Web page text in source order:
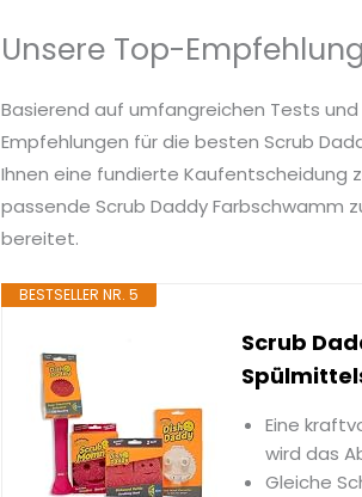
Unsere Top-
Basierend auf umfangreichen Tests
Empfehlungen für die besten Scrub
Ihnen eine fundierte Kaufentscheidung
passende Scrub Daddy Farbschwamm
bereitet.
BESTSELLER NR. 5
Scrub
Eine
wird das
Gleiche